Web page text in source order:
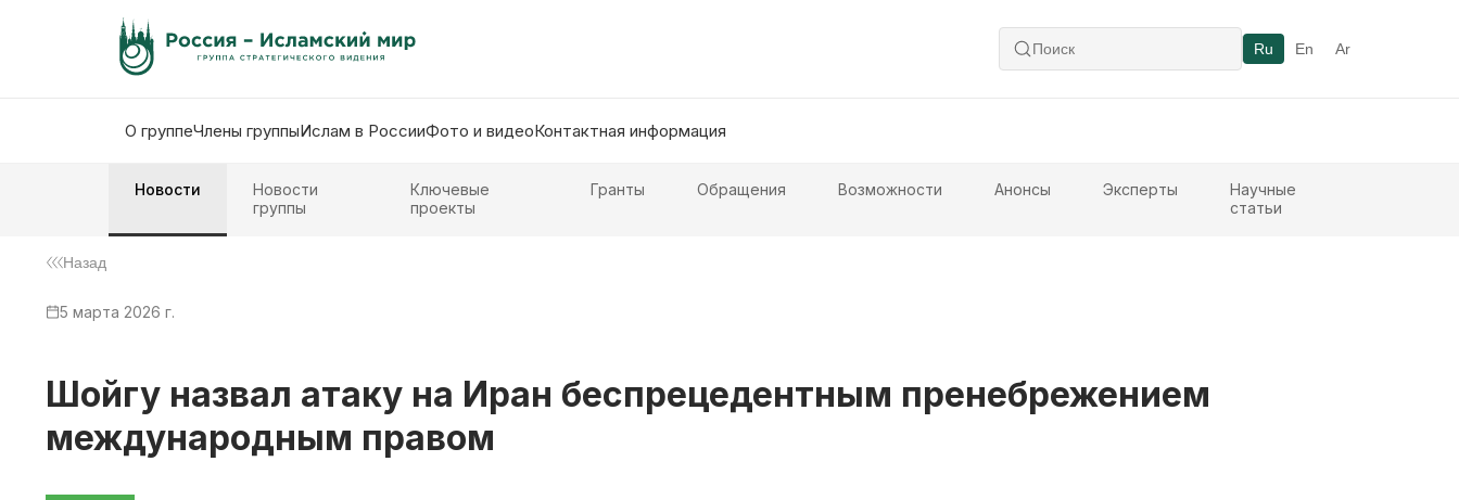
Ru En Ar
О группеЧлены группыИслам в РоссииФото и видеоКонтактная информация
Новости
Новости
группы
Ключевые
проекты
Гранты Обращения Возможности Анонсы Эксперты
Научные
статьи
Назад
5 марта 2026 г.
Шойгу назвал атаку на Иран беспрецедентным пренебрежением
международным правом